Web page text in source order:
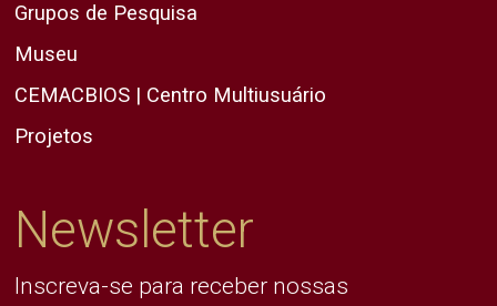
Grupos de Pesquisa
Museu
CEMACBIOS | Centro Multiusuário
Projetos
Newsletter
Inscreva-se para receber nossas